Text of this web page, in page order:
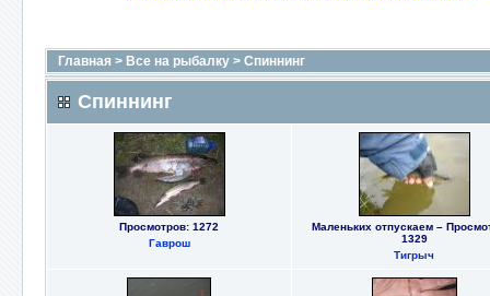
Главная > Все на рыбалку > Спиннинг
Спиннинг
Просмотров: 1272
Гаврош
Маленьких отпускаем –
1329
Тигрыч